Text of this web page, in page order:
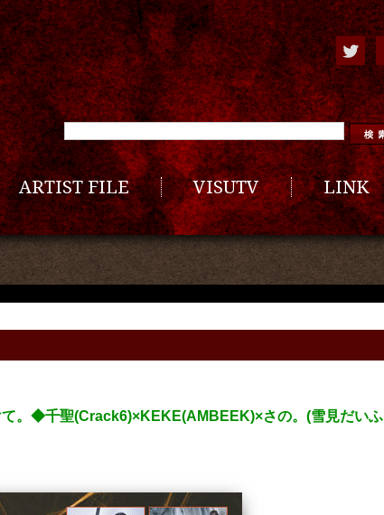
ARTIST FILE VISUTV LINK
。◆千聖(Crack6)×KEKE(AMBEEK)×さの。(雪見だいふ